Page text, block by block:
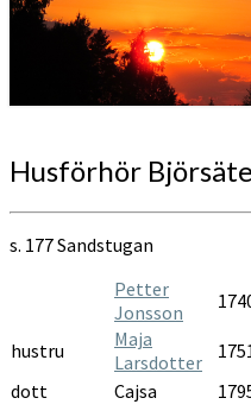
https://
Husförhör
Björsäter
AI:3
1806-
1809
Husförhör
s. 177 Sandstugan
Petter
Jonsson
hustru
Maja
Larsdotter
dott
Cajsa